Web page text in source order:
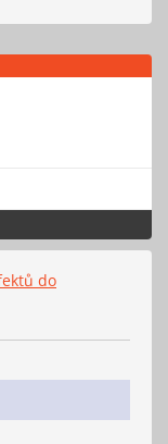
do